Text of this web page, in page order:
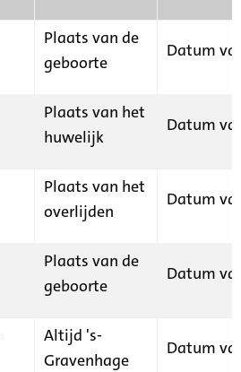
Plaats van de
geboorte
Datum
Plaats van het
huwelijk
Datum
Plaats van het
overlijden
Datum
Plaats van de
geboorte
Datum
Altijd 's-
Gravenhage
Datum